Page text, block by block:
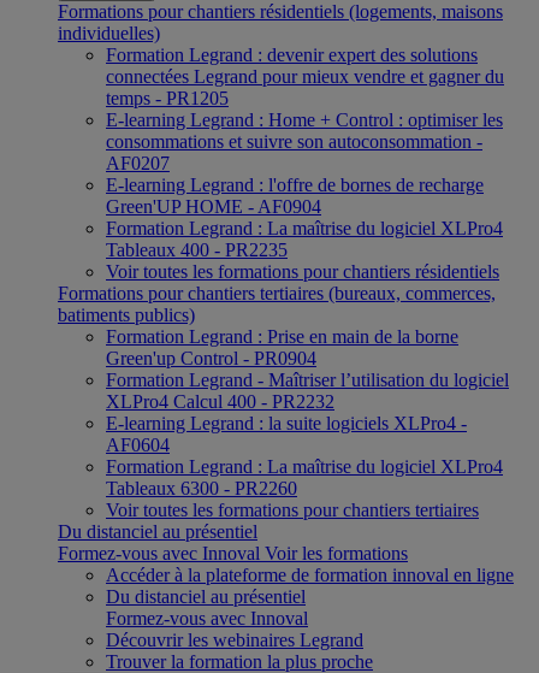
Formations pour chantiers résidentiels (logements, maisons
individuelles)
Formation Legrand : devenir expert des solutions
connectées Legrand pour mieux vendre et gagner du
temps - PR1205
E-learning Legrand : Home + Control : optimiser les
consommations et suivre son autoconsommation -
AF0207
E-learning Legrand : l'offre de bornes de recharge
Green'UP HOME - AF0904
Formation Legrand : La maîtrise du logiciel XLPro4
Tableaux 400 - PR2235
Voir toutes les formations pour chantiers résidentiels
Formations pour chantiers tertiaires (bureaux, commerces,
batiments publics)
Formation Legrand : Prise en main de la borne
Green'up Control - PR0904
Formation Legrand - Maîtriser l’utilisation du logiciel
XLPro4 Calcul 400 - PR2232
E-learning Legrand : la suite logiciels XLPro4 -
AF0604
Formation Legrand : La maîtrise du logiciel XLPro4
Tableaux 6300 - PR2260
Voir toutes les formations pour chantiers tertiaires
Du distanciel au présentiel
Formez-vous avec Innoval Voir les formations
Accéder à la plateforme de formation innoval en ligne
Du distanciel au présentiel
Formez-vous avec Innoval
Découvrir les webinaires Legrand
Trouver la formation la plus proche